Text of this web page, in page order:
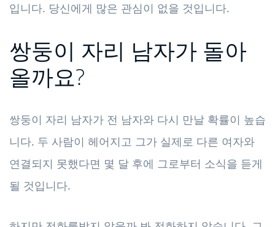
입니다. 당신에게 많은 관심이 없을 것입니다.
쌍둥이 자리 남자가 돌아
올까요?
쌍둥이 자리 남자가 전 남자와 다시 만날 확률이 높습
니다. 두 사람이 헤어지고 그가 실제로 다른 여자와
연결되지 못했다면 몇 달 후에 그로부터 소식을 듣게
될 것입니다.